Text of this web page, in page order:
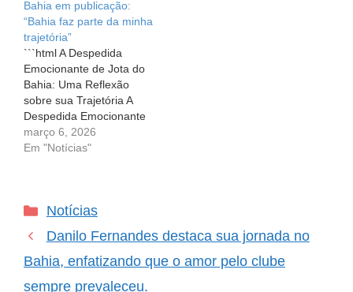
se despediu do clube
baiano, já tem um novo
destino em vista e, olha
só,…
Bahia em publicação:
“Bahia faz parte da minha
trajetória”
```html A Despedida
Emocionante de Jota do
Bahia: Uma Reflexão
sobre sua Trajetória A
Despedida Emocionante
de Jota do Bahia: Uma
Reflexão sobre sua
momentos carregados de
Recentemente, o volante
Jota usou suas redes
março 6, 2026
Em "Notícias"
Categorias
Notícias
Danilo Fernandes destaca sua jornada no
Bahia, enfatizando que o amor pelo clube
sempre prevaleceu.